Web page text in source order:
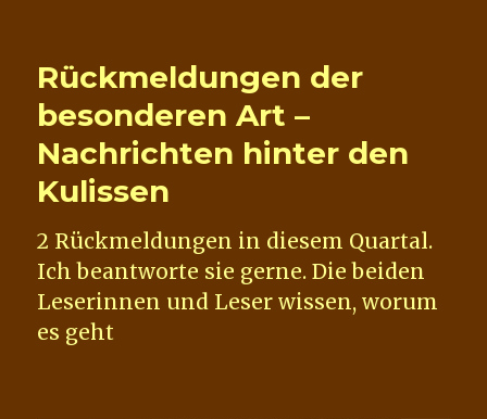
Rückmeldungen der
besonderen Art –
Nachrichten hinter den
Kulissen
2 Rückmeldungen in diesem Quartal.
Ich beantworte sie gerne. Die beiden
Leserinnen und Leser wissen, worum
es geht